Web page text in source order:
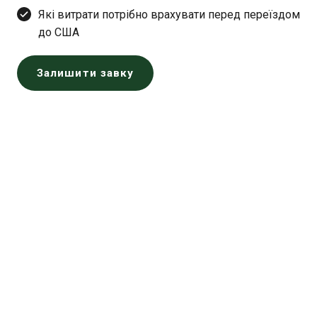
Які витрати потрібно врахувати перед переїздом
до США
Залишити завку